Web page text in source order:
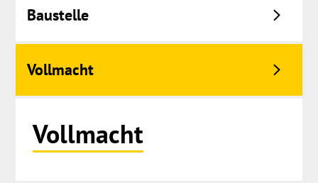
zum
MenüVollmacht
Baustelle
Vollmacht